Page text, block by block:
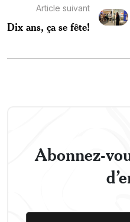
Article suivant
Dix ans, ça se fête!
Abonnez-